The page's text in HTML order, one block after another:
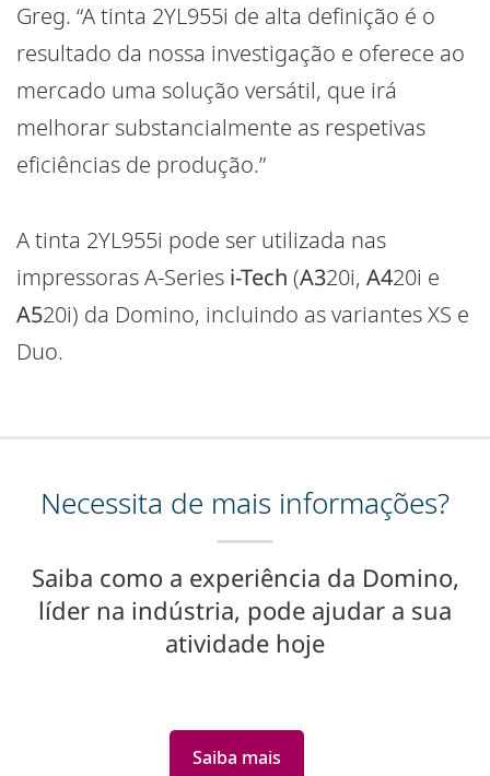
Greg. “A tinta 2YL955i de alta definição é o
resultado da nossa investigação e oferece ao
mercado uma solução versátil, que irá
melhorar substancialmente as respetivas
eficiências de produção.”
A tinta 2YL955i pode ser utilizada nas
impressoras A-Series i-Tech (A320i, A420i e
A520i) da Domino, incluindo as variantes XS e
Duo.
Necessita de mais informações?
Saiba como a experiência da Domino,
líder na indústria, pode ajudar a sua
atividade hoje
Saiba mais